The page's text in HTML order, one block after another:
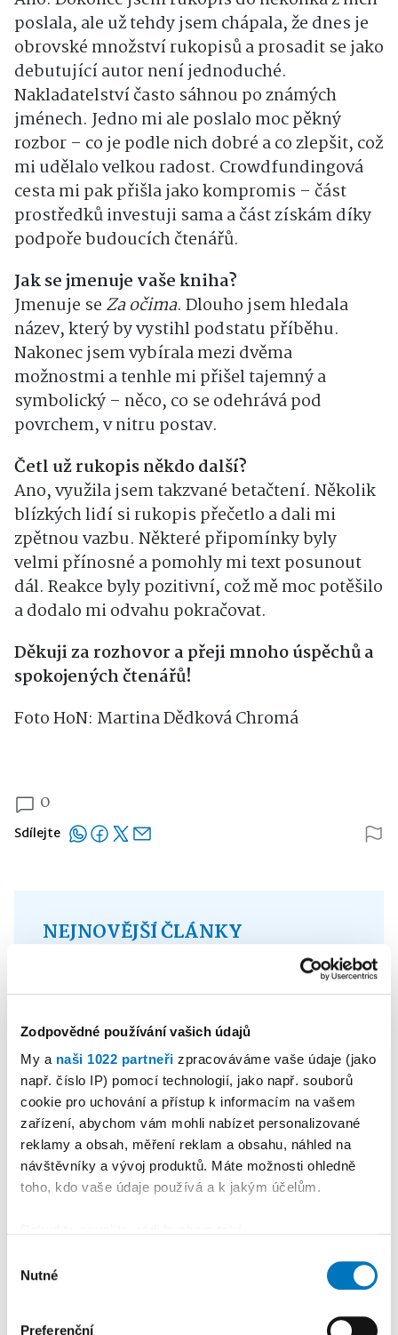
Zodpovědné používání vašich údajů
My a naši 1022 partneři zpracováváme vaše údaje (jako
např. číslo IP) pomocí technologií, jako např. souborů
cookie pro uchování a přístup k informacím na vašem
zařízení, abychom vám mohli nabízet personalizované
reklamy a obsah, měření reklam a obsahu, náhled na
návštěvníky a vývoj produktů. Máte možnosti ohledně
toho, kdo vaše údaje používá a k jakým účelům.
poloze, které mohou být přesné na několik metrů
skenování pro konkrétní charakteristiky (otisk prstu)
souhlasu
Nutné
Preferenční
poslala, ale už tehdy jsem chápala, že dnes je
obrovské množství rukopisů a prosadit se jako
debutující autor není jednoduché.
Nakladatelství často sáhnou po známých
jménech. Jedno mi ale poslalo moc pěkný
rozbor – co je podle nich dobré a co zlepšit, což
mi udělalo velkou radost. Crowdfundingová
cesta mi pak přišla jako kompromis – část
prostředků investuji sama a část získám díky
podpoře budoucích čtenářů.
Jak se jmenuje vaše kniha?
Jmenuje se Za očima. Dlouho jsem hledala
název, který by vystihl podstatu příběhu.
Nakonec jsem vybírala mezi dvěma
možnostmi a tenhle mi přišel tajemný a
symbolický – něco, co se odehrává pod
povrchem, v nitru postav.
Četl už rukopis někdo další?
Ano, využila jsem takzvané betačtení. Několik
blízkých lidí si rukopis přečetlo a dali mi
zpětnou vazbu. Některé připomínky byly
velmi přínosné a pomohly mi text posunout
dál. Reakce byly pozitivní, což mě moc potěšilo
a dodalo mi odvahu pokračovat.
Děkuji za rozhovor a přeji mnoho úspěchů a
spokojených čtenářů!
Foto HoN: Martina Dědková Chromá
0
Sdílejte
NEJNOVĚJŠÍ ČLÁNKY
Středoškoláci složili vojenskou
přísahu
7. 08.
Den pivní kultury přilákal do
Jemnice milovníky zlatého moku
7. 08. Ač na domácí půdě skončila třetí,
ovládla hasička Kateřina
Vodičková Moravskou ligu TFA
6. 08.
Tento víkend rozhodne o postupu